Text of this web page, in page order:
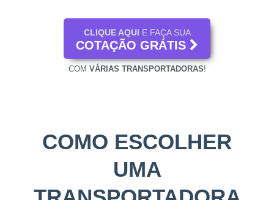
CLIQUE AQUI E FAÇA SUA
COTAÇÃO GRÁTIS
COM VÁRIAS TRANSPORTADORAS!
COMO ESCOLHER
UMA